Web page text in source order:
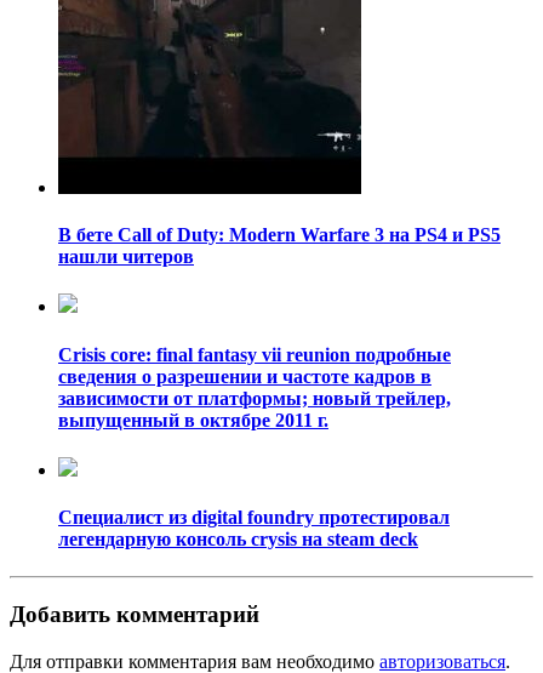
В бете Call of Duty: Modern Warfare 3 на PS4 и PS5
нашли читеров
Crisis core: final fantasy vii reunion подробные
сведения о разрешении и частоте кадров в
зависимости от платформы; новый трейлер,
выпущенный в октябре 2011 г.
Специалист из digital foundry протестировал
легендарную консоль crysis на steam deck
Добавить комментарий
Для отправки комментария вам необходимо авторизоваться.